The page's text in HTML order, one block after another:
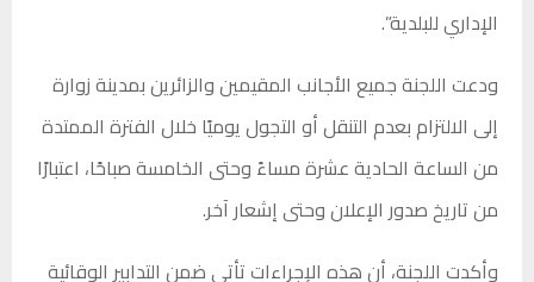
الإداري للبلدية”.
ودعت اللجنة جميع الأجانب المقيمين والزائرين بمدينة زوارة
إلى الالتزام بعدم التنقل أو التجول يوميًا خلال الفترة الممتدة
من الساعة الحادية عشرة مساءً وحتى الخامسة صباحًا، اعتبارًا
من تاريخ صدور الإعلان وحتى إشعار آخر.
وأكدت اللجنة، أن هذه الإجراءات تأتي ضمن التدابير الوقائية